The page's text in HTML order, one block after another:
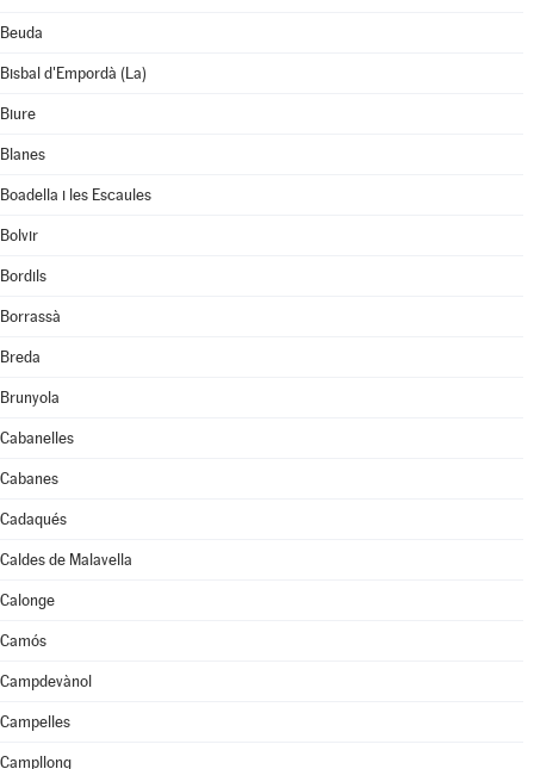
Beuda
Bisbal d'Empordà (La)
Biure
Blanes
Boadella i les Escaules
Bolvir
Bordils
Borrassà
Breda
Brunyola
Cabanelles
Cabanes
Cadaqués
Caldes de Malavella
Calonge
Camós
Campdevànol
Campelles
Campllong